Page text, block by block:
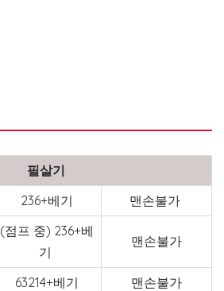
필살기
236+베기 맨손불가
(점프 중) 236+베
기
맨손불가
63214+베기
맨손불가